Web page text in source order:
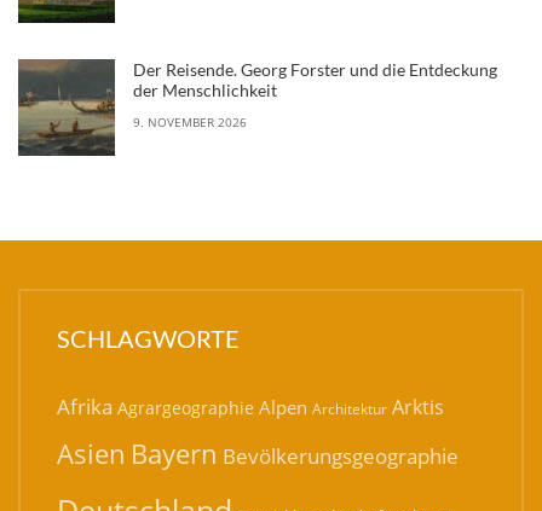
Der Reisende. Georg Forster und die Entdeckung
der Menschlichkeit
9. NOVEMBER 2026
SCHLAGWORTE
Afrika Agrargeographie Alpen Architektur Arktis
Asien Bayern Bevölkerungsgeographie